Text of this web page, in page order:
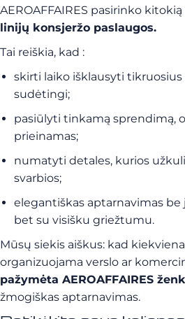
AEROAFFAIRES pasirinko
linijų konsjeržo paslaugos.
Tai reiškia, kad :
skirti laiko išklausyti tikruosius
sudėtingi;
pasiūlyti tinkamą sprendimą,
prieinamas;
numatyti detales, kurios
svarbios;
elegantiškas aptarnavimas
bet su visišku griežtumu.
Mūsų siekis aiškus: kad
organizuojama verslo ar
pažymėta AEROAFFAIRES
žmogiškas aptarnavimas.